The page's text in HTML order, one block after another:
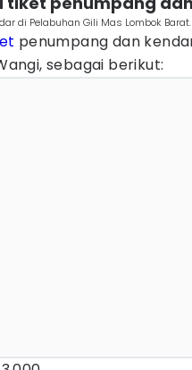
di Pelabuhan Gili Mas Lombok
penumpang dan
sebagai berikut: